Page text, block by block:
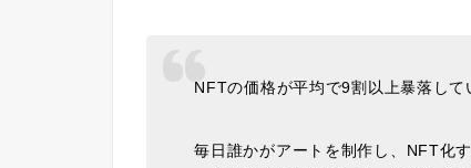
NFTの価格が平均で9割以上暴落して
毎日誰かがアートを制作し、NFT化